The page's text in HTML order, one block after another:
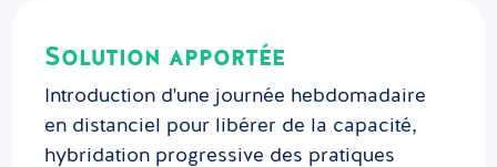
Solution apportée
Introduction d'une journée hebdomadaire
en distanciel pour libérer de la capacité,
hybridation progressive des pratiques